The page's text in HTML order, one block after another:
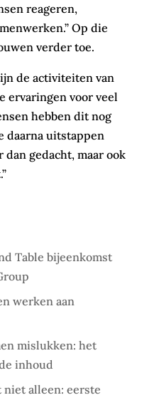
reageren,
Op die
verder toe.
de activiteiten van
ervaringen voor veel
hebben dit nog
daarna uitstappen
gedacht, maar ook
Table bijeenkomst
werken aan
mislukken: het
inhoud
alleen: eerste